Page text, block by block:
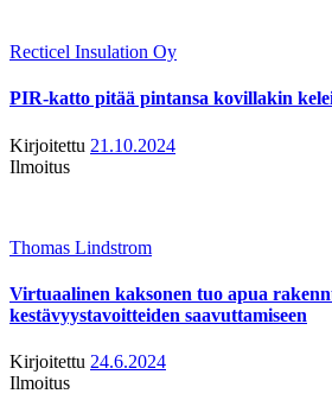
Recticel Insulation Oy
PIR-katto pitää pintansa kovillakin
Kirjoitettu 21.10.2024
Ilmoitus
Thomas Lindstrom
Virtuaalinen kaksonen tuo apua
kestävyystavoitteiden saavuttamiseen
Kirjoitettu 24.6.2024
Ilmoitus